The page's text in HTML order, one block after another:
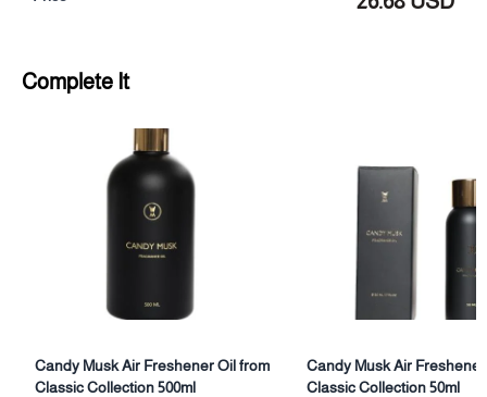
القلب: خوخ
القاعدة: مسك
التصنيف: معطر جو
Complete It
Candy Musk Air Freshener Oil from
Classic Collection 500ml
Candy Musk Air
Classic Collection 50ml